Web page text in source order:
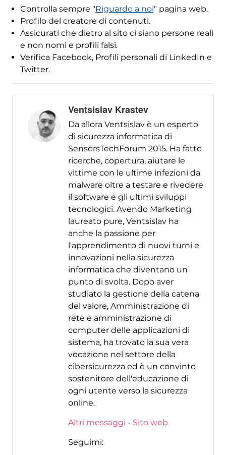
Controlla sempre "Riguardo a noi" pagina web.
Profilo del creatore di contenuti.
Assicurati che dietro al sito ci siano persone reali
e non nomi e profili falsi.
Verifica Facebook, Profili personali di LinkedIn e
Twitter.
Ventsislav Krastev
Da allora Ventsislav è un esperto
di sicurezza informatica di
SensorsTechForum 2015. Ha fatto
ricerche, copertura, aiutare le
vittime con le ultime infezioni da
malware oltre a testare e rivedere
il software e gli ultimi sviluppi
tecnologici. Avendo Marketing
laureato pure, Ventsislav ha
anche la passione per
l'apprendimento di nuovi turni e
innovazioni nella sicurezza
informatica che diventano un
punto di svolta. Dopo aver
studiato la gestione della catena
del valore, Amministrazione di
rete e amministrazione di
computer delle applicazioni di
sistema, ha trovato la sua vera
vocazione nel settore della
cibersicurezza ed è un convinto
sostenitore dell'educazione di
ogni utente verso la sicurezza
online.
Altri messaggi - Sito web
Seguimi: